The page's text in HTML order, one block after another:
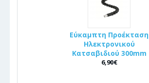
Εύκαμπτη Προέκταση
Ηλεκτρονικού
Κατσαβιδιού 300mm
6,90€